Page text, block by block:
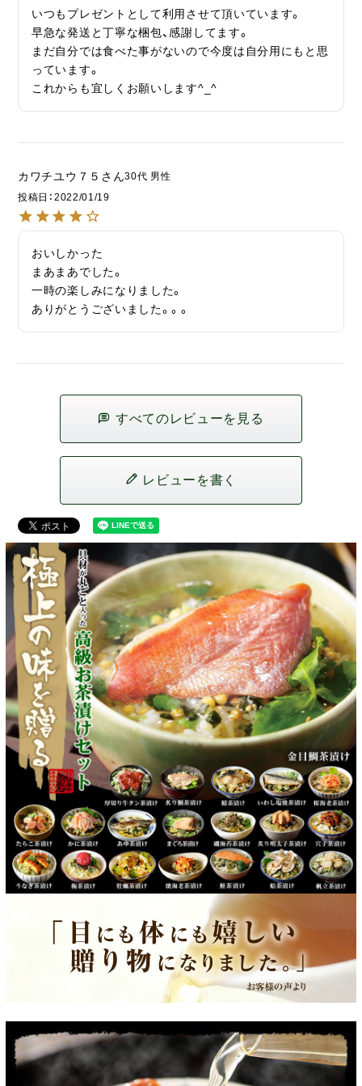
いつもプレゼントとして利用させて頂いています。
早急な発送と丁寧な梱包、感謝してます。
まだ自分では食べた事がないので今度は自分用にもと思
っています。
これからも宜しくお願いします^_^
カワチユウ７５ 30代 男性
投稿日
2022/01/19
おいしかった
まあまあでした。
一時の楽しみになりました。
ありがとうございました。。。
すべてのレビューを見る
レビューを書く